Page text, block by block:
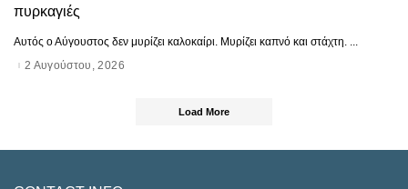
πυρκαγιές
Αυτός ο Αύγουστος δεν μυρίζει καλοκαίρι. Μυρίζει καπνό και στάχτη. ...
2 Αυγούστου, 2026
Load More